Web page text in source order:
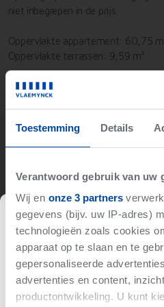
Toestemming Details
Verantwoord gebruik van uw
Wij en onze 3 partners
gegevens (bijv. uw IP-adres)
technologieën zoals cookies
apparaat op te slaan en te
gepersonaliseerde
advertenties en content,
productontwikkeling. U kunt
Deze woning is
niet inbegrepen in de prijs.
Oppervlakte appartement: 60,75
Oppervlakte terrassen: 9,59 m²
Wens je meer informatie over het
afwerkingen
die beschreven
Niet gevonden
Wij brengen je op de hoogte
jouw criteria.
Hou me op de hoogte